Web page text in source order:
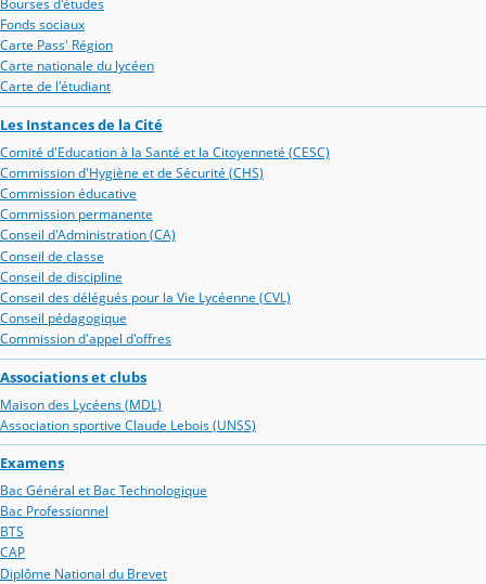
Fonds sociaux
Carte Pass' Région
Carte nationale du lycéen
Carte de l'étudiant
Les Instances de la Cité
Comité d'Education à la Santé et la Citoyenneté (CESC)
Commission d'Hygiène et de Sécurité (CHS)
Commission éducative
Commission permanente
Conseil d'Administration (CA)
Conseil de classe
Conseil de discipline
Conseil des délégués pour la Vie Lycéenne (CVL)
Conseil pédagogique
Commission d'appel d'offres
Associations et clubs
Maison des Lycéens (MDL)
Association sportive Claude Lebois (UNSS)
Examens
Bac Général et Bac Technologique
Bac Professionnel
BTS
CAP
Diplôme National du Brevet